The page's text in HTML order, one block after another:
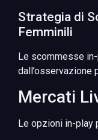
Strategia di
Femminili
Le scommesse
dall’osservazione
Mercati
Le opzioni in-play